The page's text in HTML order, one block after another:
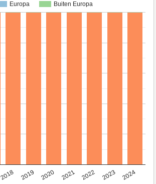
Europa Buiten Europa
2018 2019 2020 2021 2022 2023 2024